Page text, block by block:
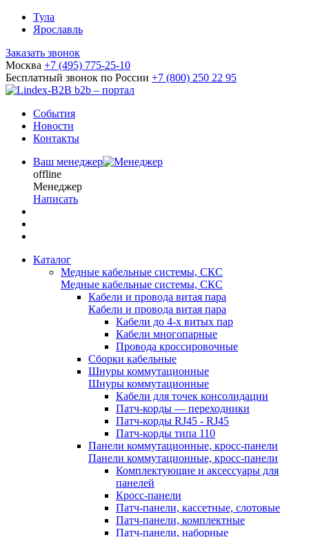
Тула
Ярославль
Заказать звонок
Москва +7 (495) 775-25-10
Бесплатный звонок по России +7 (800) 250 22 95
b2b – портал
События
Новости
Контакты
Ваш менеджер
offline
Менеджер
Написать
Каталог
Медные кабельные системы, СКС
Медные кабельные системы, СКС
Кабели и провода витая пара
Кабели и провода витая пара
Кабели до 4-х витых пар
Кабели многопарные
Провода кроссировочные
Сборки кабельные
Шнуры коммутационные
Шнуры коммутационные
Кабели для точек консолидации
Патч-корды — переходники
Патч-корды RJ45 - RJ45
Патч-корды типа 110
Панели коммутационные, кросс-панели
Панели коммутационные, кросс-панели
Комплектующие и аксессуары для
панелей
Кросс-панели
Патч-панели, кассетные, слотовые
Патч-панели, комплектные
Патч-панели, наборные